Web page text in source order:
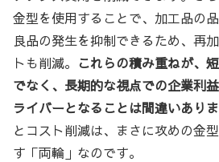
金型を使用することで、加工品の
良品の発生を抑制できるため、再
トも削減。 これらの積み重ねが、
でなく、長期的な視点での企業利
ライバーとなることは間違いありま
とコスト削減は、まさに攻めの金
す「両輪」なのです。